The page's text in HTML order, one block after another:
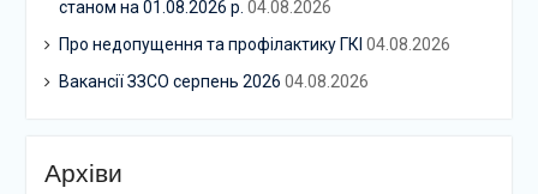
станом на 01.08.2026 р. 04.08.2026
Про недопущення та профілактику ГКІ 04.08.2026
Вакансії ЗЗСО серпень 2026 04.08.2026
Архіви